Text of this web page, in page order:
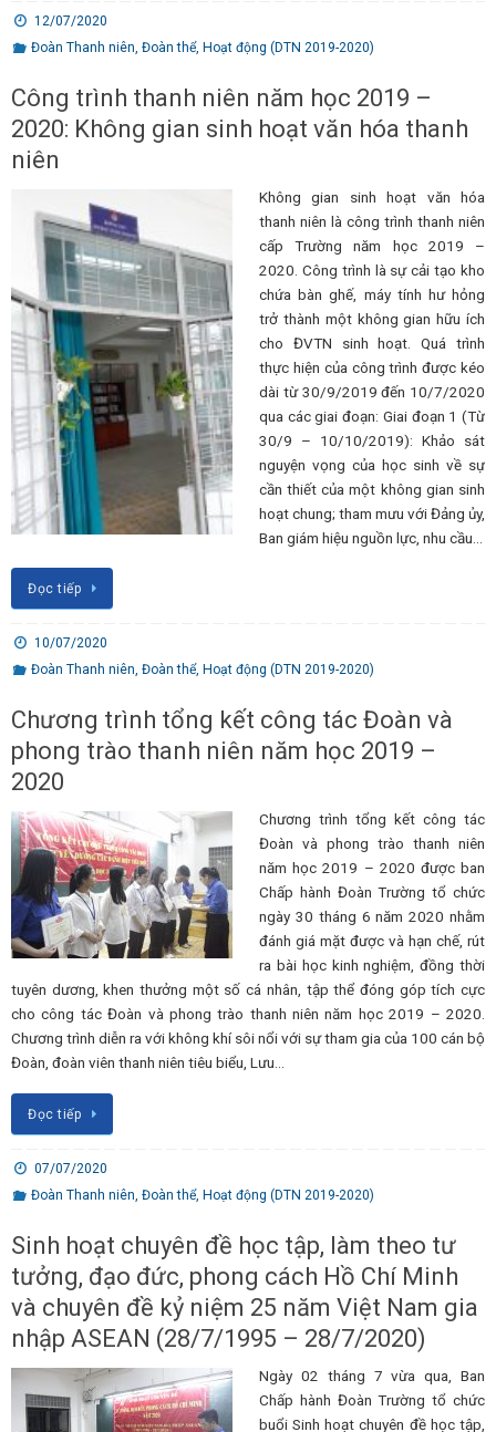
12/07/2020
Đoàn Thanh niên Đoàn thể, Hoạt động (DTN 2019-2020)
Công trình thanh niên năm học 2019 –
2020: Không gian sinh hoạt văn hóa thanh
niên
Không gian sinh hoạt văn hóa
thanh niên là công trình thanh niên
cấp Trường năm học 2019 –
2020. Công trình là sự cải tạo kho
chứa bàn ghế, máy tính hư hỏng
trở thành một không gian hữu ích
cho ĐVTN sinh hoạt. Quá trình
thực hiện của công trình được kéo
dài từ 30/9/2019 đến 10/7/2020
qua các giai đoạn: Giai đoạn 1 (Từ
30/9 – 10/10/2019): Khảo sát
nguyện vọng của học sinh về sự
cần thiết của một không gian sinh
hoạt chung; tham mưu với Đảng ủy,
Ban giám hiệu nguồn lực, nhu cầu…
Đọc tiếp
10/07/2020
Đoàn Thanh niên, Đoàn thể, Hoạt động (DTN 2019-2020)
Chương trình tổng kết công tác Đoàn và
phong trào thanh niên năm học 2019 –
2020
Chương trình tổng kết công tác
Đoàn và phong trào thanh niên
năm học 2019 – 2020 được ban
Chấp hành Đoàn Trường tổ chức
ngày 30 tháng 6 năm 2020 nhằm
đánh giá mặt được và hạn chế, rút
ra bài học kinh nghiệm, đồng thời
tuyên dương, khen thưởng một số cá nhân, tập thể đóng góp tích cực
cho công tác Đoàn và phong trào thanh niên năm học 2019 – 2020.
Chương trình diễn ra với không khí sôi nổi với sự tham gia của 100 cán bộ
Đoàn, đoàn viên thanh niên tiêu biểu, Lưu…
Đọc tiếp
07/07/2020
Đoàn Thanh niên, Đoàn thể, Hoạt động (DTN 2019-2020)
Sinh hoạt chuyên đề học tập, làm theo tư
tưởng, đạo đức, phong cách Hồ Chí Minh
và chuyên đề kỷ niệm 25 năm Việt Nam gia
nhập ASEAN (28/7/1995 – 28/7/2020)
Ngày 02 tháng 7 vừa qua, Ban
Chấp hành Đoàn Trường tổ chức
buổi Sinh hoạt chuyên đề học tập,